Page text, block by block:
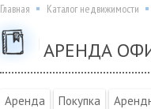
Главная Каталог недвижимости
АРЕНДА
Аренда Покупка